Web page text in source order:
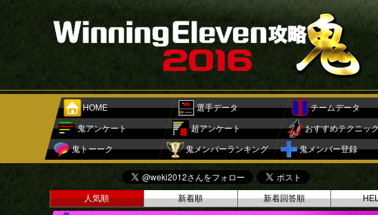
HOME 選手データ チームデータ
鬼アンケート 超アンケート おすすめテクニッ
鬼トーーク 鬼メンバーランキング 鬼メンバー登録
人気順 新着順 新着回答順